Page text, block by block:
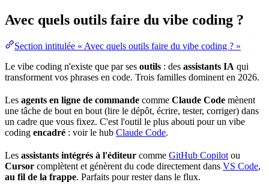
Avec quels outils faire du vibe coding ?
Section intitulée « Avec quels outils faire du vibe coding ? »
Le vibe coding n'existe que par ses outils : des assistants IA qui
transforment vos phrases en code. Trois familles dominent en 2026.
Les agents en ligne de commande comme Claude Code mènent
une tâche de bout en bout (lire le dépôt, écrire, tester, corriger) dans
un cadre que vous fixez. C'est l'outil le plus abouti pour un vibe
coding encadré : voir le hub Claude Code.
Les assistants intégrés à l'éditeur comme GitHub Copilotou
Cursor complètent et génèrent du code directement dans VS Code,
au fil de la frappe. Parfaits pour rester dans le flux.